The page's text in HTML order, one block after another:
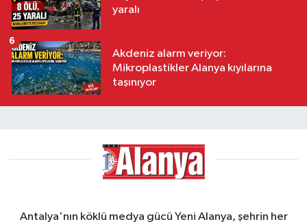
yaralı
Akdeniz alarm veriyor:
Mikroplastikler Alanya kıyılarına
taşınıyor
6
Antalya'nın köklü medya gücü Yeni Alanya, şehrin her